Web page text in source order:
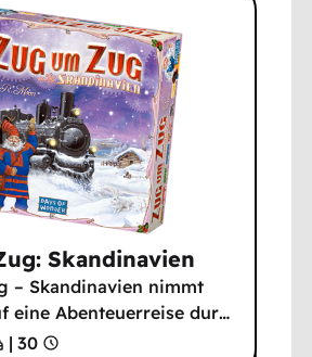
Skandinavien
– Skandinavien nimmt
eine Abenteuerreise dur…
| 30